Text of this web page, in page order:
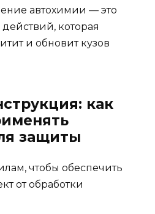
автохимии — это
которая
и обновит кузов
как
защиты
чтобы обеспечить
от обработки